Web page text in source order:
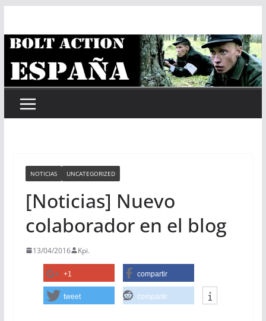
contenido
NOTICIAS UNCATEGORIZED
[Noticias] Nuevo
colaborador en el blog
13/04/2016 Kpi.
+1 compartir
tweet compartir